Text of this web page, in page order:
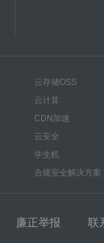
云存储OSS
云计算
CDN加速
云安全
学生机
合规安全解决方案
廉正举报 联